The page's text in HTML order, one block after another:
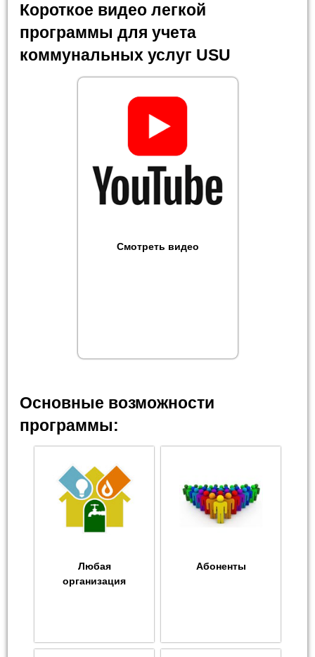
Короткое видео легкой
программы для учета
коммунальных услуг USU
Смотреть видео
Основные возможности
программы:
Любая
организация
Абоненты